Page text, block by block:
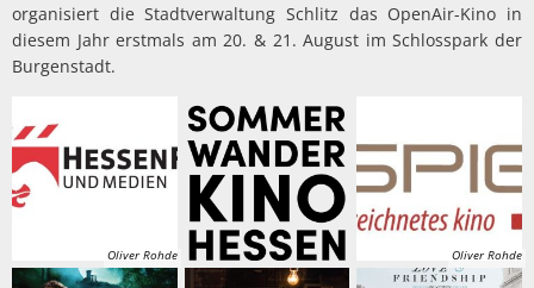
organisiert die Stadtverwaltung Schlitz das OpenAir-Kino in
diesem Jahr erstmals am 20. & 21. August im Schlosspark der
Burgenstadt.
Oliver Rohde Oliver Rohde